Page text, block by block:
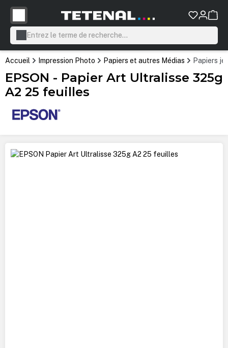
principal
Accueil Impression Photo Papiers et autres Médias Papiers
EPSON - Papier Art Ultralisse 325g
A2 25 feuilles
Ignorer la galerie d'images